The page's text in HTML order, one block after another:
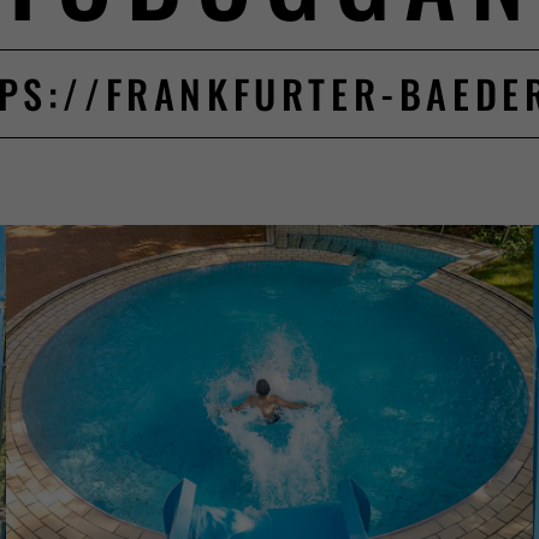
FRANKFURTER-